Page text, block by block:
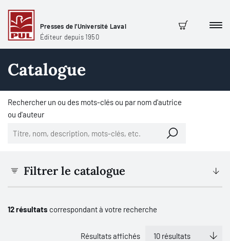
Presses de l'Université Laval
Éditeur depuis 1950
Panier
Catalogue
Rechercher un ou des mots-clés ou par nom d'autrice
ou d'auteur
Filtrer le catalogue
12 résultats correspondant à votre recherche
Résultats affichés